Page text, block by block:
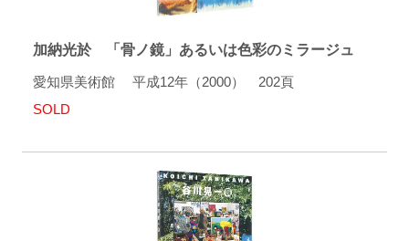
加納光於 「骨ノ鏡」あるいは色彩のミラージュ
愛知県美術館 平成12年（2000） 202頁
SOLD